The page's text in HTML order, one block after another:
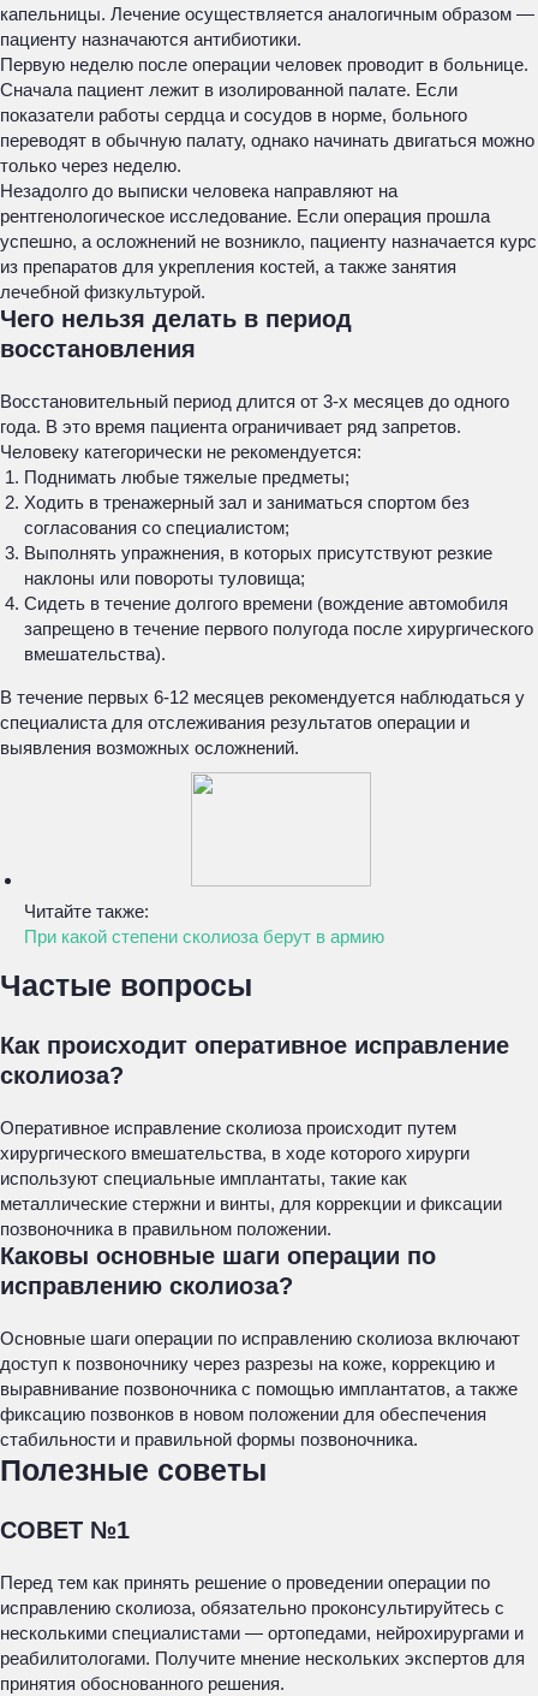
капельницы. Лечение осуществляется аналогичным образом —
пациенту назначаются антибиотики.
Первую неделю после операции человек проводит в больнице.
Сначала пациент лежит в изолированной палате. Если
показатели работы сердца и сосудов в норме, больного
переводят в обычную палату, однако начинать двигаться можно
только через неделю.
Незадолго до выписки человека направляют на
рентгенологическое исследование. Если операция прошла
успешно, а осложнений не возникло, пациенту назначается курс
из препаратов для укрепления костей, а также занятия
лечебной физкультурой.
Чего нельзя делать в период
восстановления
Восстановительный период длится от 3-х месяцев до одного
года. В это время пациента ограничивает ряд запретов.
Человеку категорически не рекомендуется:
Поднимать любые тяжелые предметы;
Ходить в тренажерный зал и заниматься спортом без
согласования со специалистом;
Выполнять упражнения, в которых присутствуют резкие
наклоны или повороты туловища;
Сидеть в течение долгого времени (вождение автомобиля
запрещено в течение первого полугода после хирургического
вмешательства).
В течение первых 6-12 месяцев рекомендуется наблюдаться у
специалиста для отслеживания результатов операции и
выявления возможных осложнений.
Читайте также:
При какой степени сколиоза берут в армию
Частые вопросы
Как происходит оперативное исправление
сколиоза?
Оперативное исправление сколиоза происходит путем
хирургического вмешательства, в ходе которого хирурги
используют специальные имплантаты, такие как
металлические стержни и винты, для коррекции и фиксации
позвоночника в правильном положении.
Каковы основные шаги операции по
исправлению сколиоза?
Основные шаги операции по исправлению сколиоза включают
доступ к позвоночнику через разрезы на коже, коррекцию и
выравнивание позвоночника с помощью имплантатов, а также
фиксацию позвонков в новом положении для обеспечения
стабильности и правильной формы позвоночника.
Полезные советы
СОВЕТ №1
Перед тем как принять решение о проведении операции по
исправлению сколиоза, обязательно проконсультируйтесь с
несколькими специалистами — ортопедами, нейрохирургами и
реабилитологами. Получите мнение нескольких экспертов для
принятия обоснованного решения.